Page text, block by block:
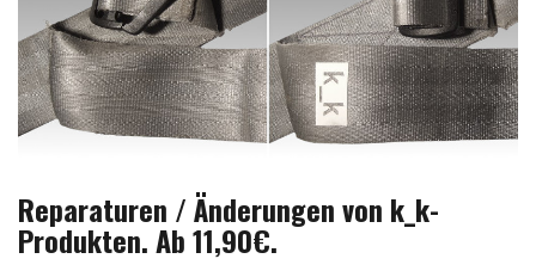
Reparaturen / Änderungen von k_k-
Produkten. Ab 11,90€.